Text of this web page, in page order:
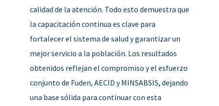
calidad de la atención. Todo esto demuestra que
la capacitación continua es clave para
fortalecer el sistema de salud y garantizar un
mejor servicio a la población. Los resultados
obtenidos reflejan el compromiso y el esfuerzo
conjunto de Fuden, AECID y MINSABSIS, dejando
una base sólida para continuar con esta